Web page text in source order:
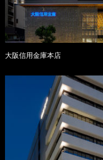
大阪信用金庫本店